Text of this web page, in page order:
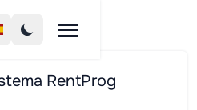
RentProg